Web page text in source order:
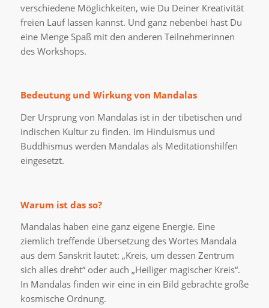
verschiedene Möglichkeiten, wie Du Deiner Kreativität
freien Lauf lassen kannst. Und ganz nebenbei hast Du
eine Menge Spaß mit den anderen Teilnehmerinnen
des Workshops.
Bedeutung und Wirkung von Mandalas
Der Ursprung von Mandalas ist in der tibetischen und
indischen Kultur zu finden. Im Hinduismus und
Buddhismus werden Mandalas als Meditationshilfen
eingesetzt.
Warum ist das so?
Mandalas haben eine ganz eigene Energie. Eine
ziemlich treffende Übersetzung des Wortes Mandala
aus dem Sanskrit lautet: „Kreis, um dessen Zentrum
sich alles dreht“ oder auch „Heiliger magischer Kreis“.
In Mandalas finden wir eine in ein Bild gebrachte große
kosmische Ordnung.